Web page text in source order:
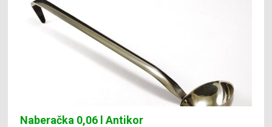
Naberačka 0,06 l Antikor